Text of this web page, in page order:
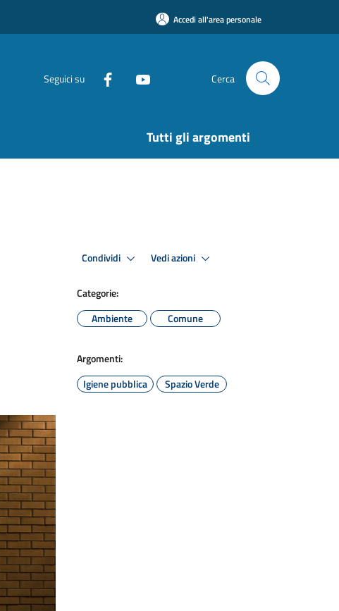
Accedi all'area personale
Seguici su Cerca
Tutti gli argomenti
Condividi Vedi azioni
Categorie:
Ambiente
Comune
Argomenti:
Igiene pubblica
Spazio Verde